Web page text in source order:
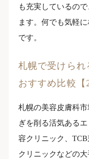
も充実しているの
ます。何でも気軽
です。
札幌で受けられ
おすすめ比較【
札幌の美容皮膚科
ぎを削る活気ある
容クリニック、
クリニックなどの